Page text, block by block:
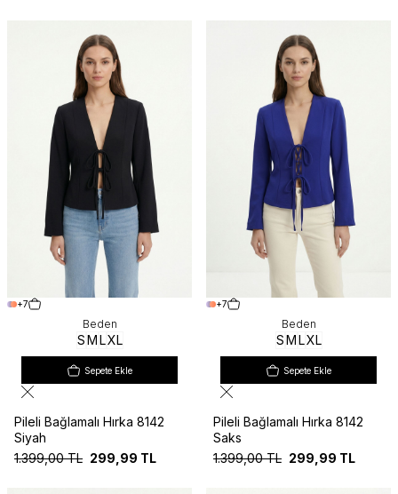
+7
Beden
SMLXL
Sepete Ekle
Pileli Bağlamalı Hırka 8142
Siyah
1.399,00TL 299,99 TL
+7
Beden
SMLXL
Sepete Ekle
Pileli Bağlamalı Hırka 8142
Saks
1.399,00TL 299,99 TL